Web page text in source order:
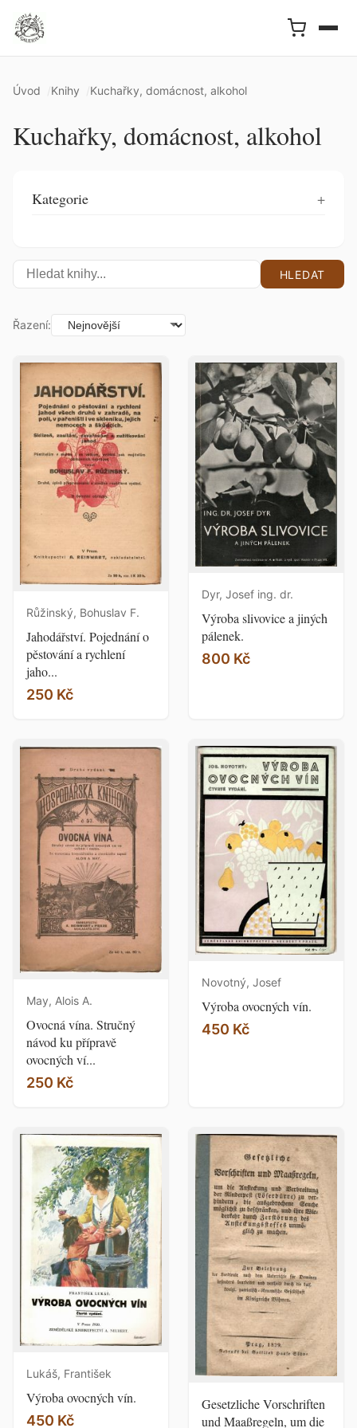
Úvod Knihy Kuchařky, domácnost, alkohol
Kuchařky, domácnost, alkohol
Kategorie
HLEDAT
Řazení:
Růžinský, Bohuslav F.
Jahodářství. Pojednání o
pěstování a rychlení
jaho...
250 Kč
Dyr, Josef ing. dr.
Výroba slivovice a jiných
pálenek.
800 Kč
May, Alois A.
Ovocná vína. Stručný
návod ku přípravě
ovocných ví...
250 Kč
Novotný, Josef
Výroba ovocných vín.
450 Kč
Lukáš, František
Výroba ovocných vín.
450 Kč
Gesetzliche Vorschriften
und Maaßregeln, um die